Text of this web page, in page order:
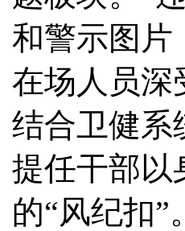
和警示图片
在场人员深
结合卫健系
提任干部以
的“风纪扣”。